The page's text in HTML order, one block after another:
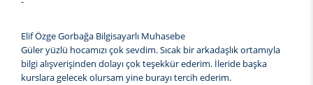
Elif Özge Gorbağa Bilgisayarlı Muhasebe
Güler yüzlü hocamızı çok sevdim. Sıcak bir arkadaşlık ortamıyla
bilgi alışverişinden dolayı çok teşekkür ederim. İleride başka
kurslara gelecek olursam yine burayı tercih ederim.